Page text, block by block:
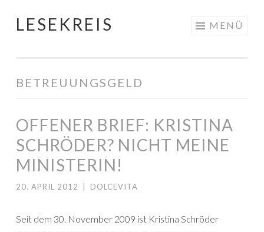
Springe
LESEKREIS MENÜ
BETREUUNGSGELD
OFFENER BRIEF: KRISTINA
SCHRÖDER? NICHT MEINE
MINISTERIN!
20. APRIL 2012 DOLCEVITA
Seit dem 30. November 2009 ist Kristina Schröder